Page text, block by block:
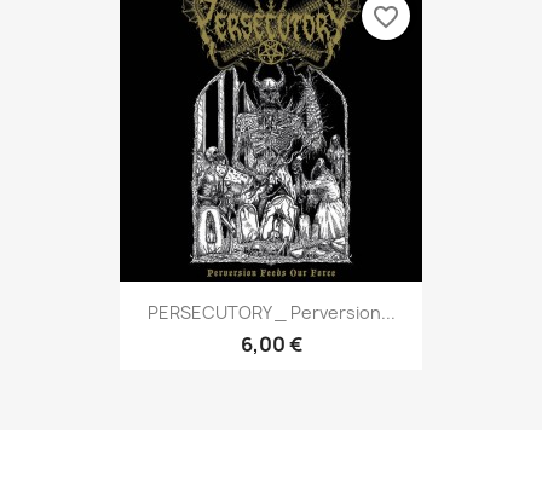
PERSECUTORY _ Perversion...
6,00 €
favorite_border